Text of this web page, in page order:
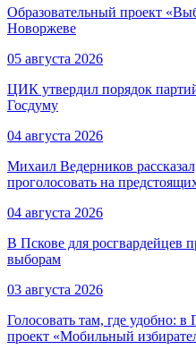
Образовательный проект
Новоржеве
05 августа 2026
ЦИК утвердил порядок
Госдуму
04 августа 2026
Михаил Ведерников
проголосовать на
04 августа 2026
В Пскове для росгвардейцев
выборам
03 августа 2026
Голосовать там, где удобно: в
проект «Мобильный